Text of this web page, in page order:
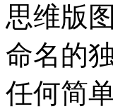
思维版
命名的
任何简